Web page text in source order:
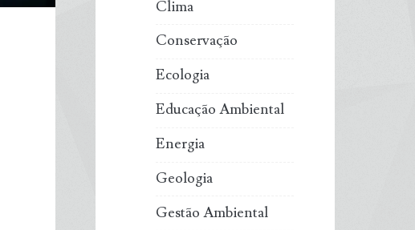
Clima
Conservação
Ecologia
Educação Ambiental
Energia
Geologia
Gestão Ambiental